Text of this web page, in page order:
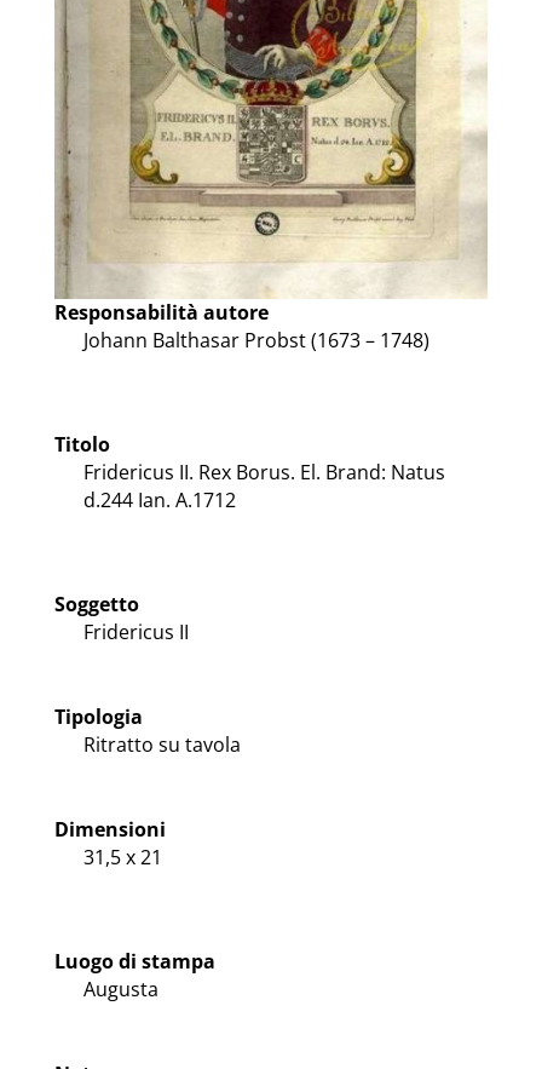
Responsabilità autore
Johann Balthasar Probst (1673 – 1748)
Titolo
Fridericus II. Rex Borus. El. Brand: Natus
d.244 Ian. A.1712
Soggetto
Fridericus II
Tipologia
Ritratto su tavola
Dimensioni
31,5 x 21
Luogo di stampa
Augusta